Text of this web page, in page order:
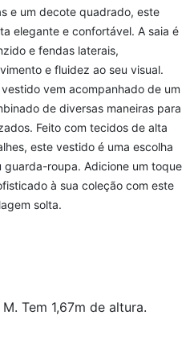
e um decote quadrado, este
elegante e confortável. A saia é
e fendas laterais,
e fluidez ao seu visual.
vem acompanhado de um
de diversas maneiras para
Feito com tecidos de alta
este vestido é uma escolha
roupa. Adicione um toque
à sua coleção com este
solta.
Tem 1,67m de altura.